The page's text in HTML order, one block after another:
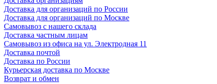
Доставка для организаций по России
Доставка для организаций по Москве
Самовывоз с нашего склада
Доставка частным лицам
Самовывоз из офиса на ул. Электродная 11
Доставка почтой
Доставка по России
Курьерская доставка по Москве
Возврат и обмен